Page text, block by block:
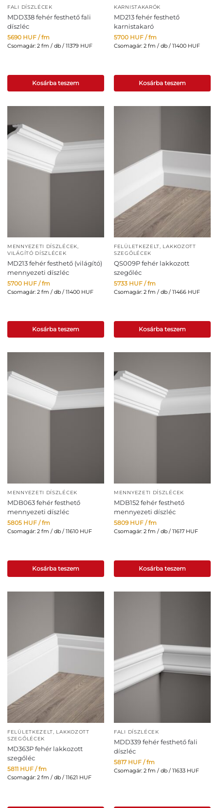
FALI DÍSZLÉCEK
MDD338 fehér festhető fali
díszléc
5690 HUF / fm
Csomagár: 2 fm / db / 11379 HUF
Kosárba teszem
KARNISTAKARÓK
MD213 fehér festhető
karnistakaró
5700 HUF / fm
Csomagár: 2 fm / db / 11400 HUF
Kosárba teszem
MENNYEZETI DÍSZLÉCEK,
VILÁGÍTÓ DÍSZLÉCEK
MD213 fehér festhető (világító)
mennyezeti díszléc
5700 HUF / fm
Csomagár: 2 fm / db / 11400 HUF
Kosárba teszem
FELÜLETKEZELT, LAKKOZOTT
SZEGŐLÉCEK
QS009P fehér lakkozott
szegőléc
5733 HUF / fm
Csomagár: 2 fm / db / 11466 HUF
Kosárba teszem
MENNYEZETI DÍSZLÉCEK
MDB063 fehér festhető
mennyezeti díszléc
5805 HUF / fm
Csomagár: 2 fm / db / 11610 HUF
Kosárba teszem
MENNYEZETI DÍSZLÉCEK
MDB152 fehér festhető
mennyezeti díszléc
5809 HUF / fm
Csomagár: 2 fm / db / 11617 HUF
Kosárba teszem
FELÜLETKEZELT, LAKKOZOTT
SZEGŐLÉCEK
MD363P fehér lakkozott
szegőléc
5811 HUF / fm
Csomagár: 2 fm / db / 11621 HUF
FALI DÍSZLÉCEK
MDD339 fehér festhető fali
díszléc
5817 HUF / fm
Csomagár: 2 fm / db / 11633 HUF